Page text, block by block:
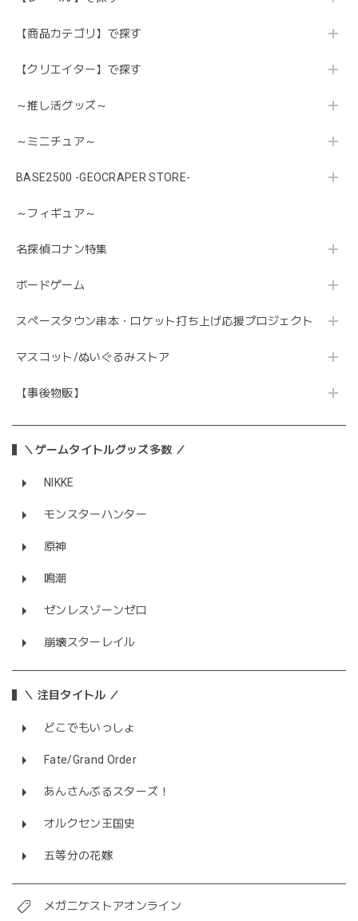
【商品カテゴリ】で探す
【クリエイター】で探す
～推し活グッズ～
～ミニチュア～
BASE2500 -GEOCRAPER STORE-
～フィギュア～
名探偵コナン特集
ボードゲーム
スペースタウン串本・ロケット打ち上げ応援プロジェクト
マスコット/ぬいぐるみストア
【事後物販】
＼ゲームタイトルグッズ多数 ／
NIKKE
モンスターハンター
原神
鳴潮
ゼンレスゾーンゼロ
崩壊スターレイル
＼ 注目タイトル ／
どこでもいっしょ
Fate/Grand Order
あんさんぶるスターズ！
オルクセン王国史
五等分の花嫁
メガニケストアオンライン